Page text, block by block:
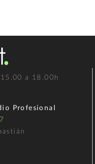
a 18.00h
Profesional